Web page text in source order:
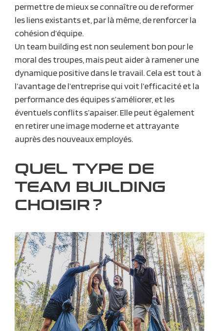
permettre de mieux se connaître ou de reformer
les liens existants et, par là même, de renforcer la
cohésion d’équipe.
Un team building est non seulement bon pour le
moral des troupes, mais peut aider à ramener une
dynamique positive dans le travail. Cela est tout à
l’avantage de l’entreprise qui voit l’efficacité et la
performance des équipes s’améliorer, et les
éventuels conflits s’apaiser. Elle peut également
en retirer une image moderne et attrayante
auprès des nouveaux employés.
QUEL TYPE DE
TEAM BUILDING
CHOISIR ?